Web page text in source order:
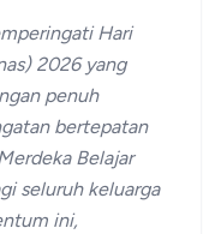
Hari
2026 yang
penuh
bertepatan
Belajar
seluruh keluarga
ini,